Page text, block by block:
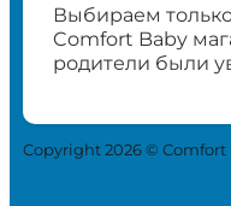
Выбираем
Comfort Baby
родители были
Copyright 2026 © Comfort